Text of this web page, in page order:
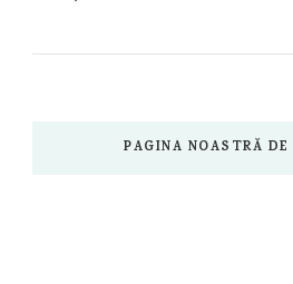
PAGINA NOASTRĂ DE